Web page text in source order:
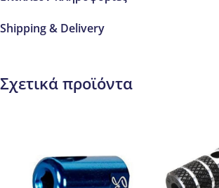
Shipping & Delivery
Σχετικά προϊόντα